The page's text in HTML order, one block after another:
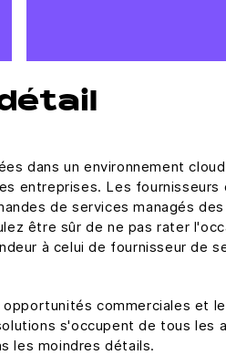
dans un environnement
entreprises. Les fournisseurs
de services managés
être sûr de ne pas rater
à celui de fournisseur de
commerciales et
s'occupent de tous les
les moindres détails.